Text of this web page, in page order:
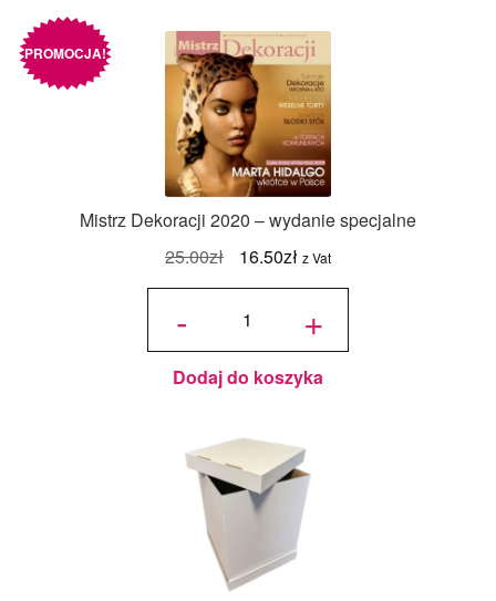
Mistrz Dekoracji 2020 – wydanie specjalne
PROMOCJA!
25.00zł
Pierwotna
cena
wynosiła:
16.50złAktualna
cena
16.50zł.
z Vat
-
ilość
2020 -
wydanie
specjalne +
Dodaj do koszyka